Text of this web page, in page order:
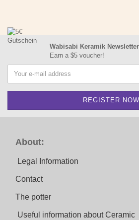
Wabisabi Keramik Newsletter
Earn a $5 voucher!
About:
Legal Information
Contact
The potter
Useful information about Ceramic